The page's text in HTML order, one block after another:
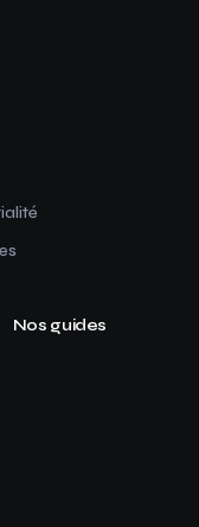
Nos guides